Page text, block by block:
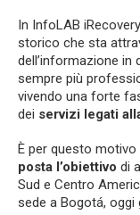
In InfoLAB
storico che sta
dell’informazione in
sempre più
vivendo una forte
dei servizi legati
È per questo motivo
posta l’obiettivo di
Sud e Centro
sede a Bogotá, oggi